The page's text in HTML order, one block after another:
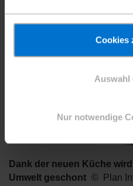
Cookies
Auswahl
Nur notwendige
Dank der neuen Küche
Umwelt geschont
Plan